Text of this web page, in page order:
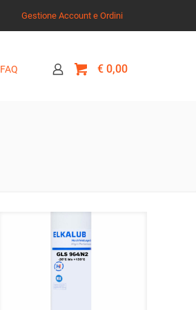
Gestione Account e Ordini
FAQ € 0,00